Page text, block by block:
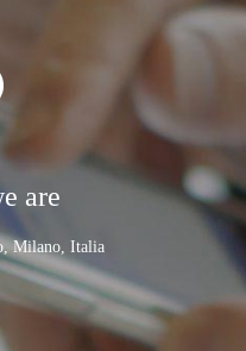
are
Milano, Italia